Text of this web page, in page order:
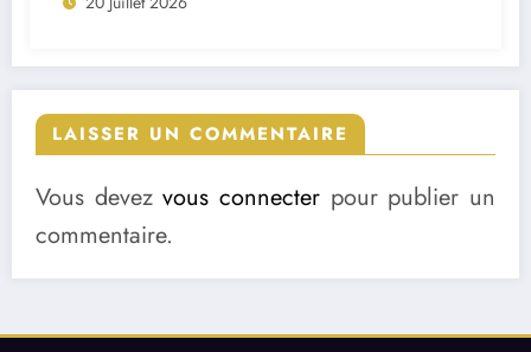
LAISSER UN COMMENTAIRE
Vous devezvous connecter pour publier un
commentaire.